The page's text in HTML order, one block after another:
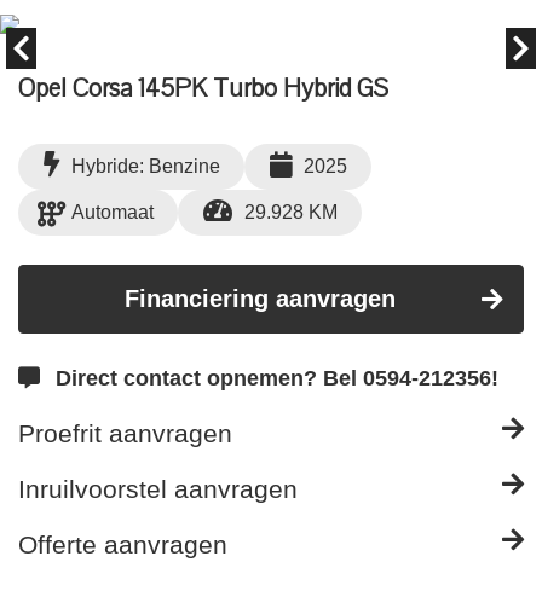
Opel Corsa 145PK Turbo Hybrid GS
Hybride: Benzine 2025
Automaat 29.928 KM
Financiering aanvragen
Direct contact opnemen? Bel 0594-212356!
Proefrit aanvragen
Inruilvoorstel aanvragen
Offerte aanvragen